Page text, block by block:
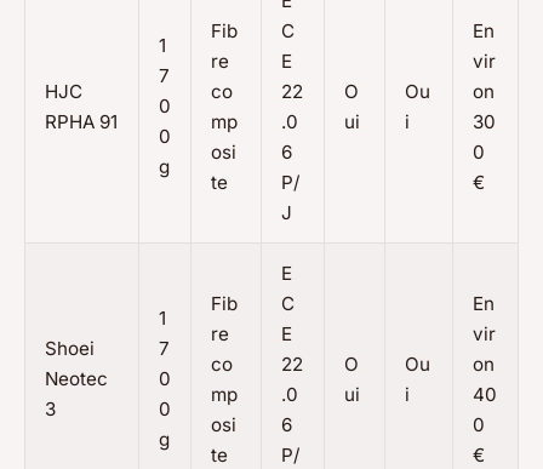
HJC
RPHA 91
1
7
0
0
g
Fib
re
co
mp
osi
te
C
E
22
.0
6
P/
J
O
ui
Ou
i
En
vir
on
30
0
€
Shoei
Neotec
3
1
7
0
0
g
Fib
re
co
mp
osi
te
E
C
E
22
.0
6
P/
O
ui
Ou
i
En
vir
on
40
0
€